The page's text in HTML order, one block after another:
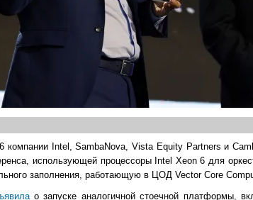
компании Intel, SambaNova, Vista Equity Partners и
использующей процессоры Intel Xeon 6 для
заполнения, работающую в ЦОД Vector Core
о запуске аналогичной стоечной платформы,